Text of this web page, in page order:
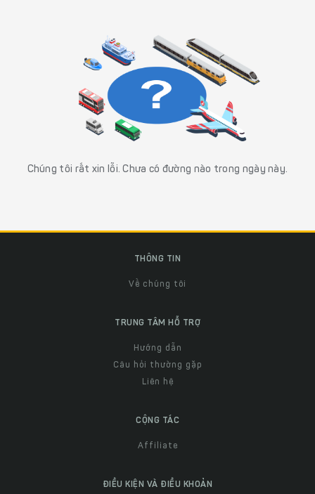
Chúng tôi rất xin lỗi. Chưa có đường nào trong ngày này.
THÔNG TIN
Về chúng tôi
TRUNG TÂM HỖ TRỢ
Hướng dẫn
Câu hỏi thường gặp
Liên hệ
CỘNG TÁC
Affiliate
ĐIỀU KIỆN VÀ ĐIỀU KHOẢN